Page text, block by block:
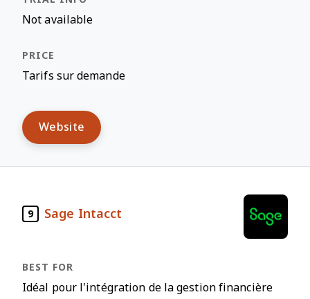
Not available
Tarifs sur demande
Website
9 Sage Intacct
Idéal pour l'intégration de la gestion financière